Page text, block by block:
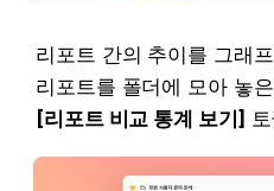
리포트 간의 추이를 그래
[리포트 비교 통계 보기]